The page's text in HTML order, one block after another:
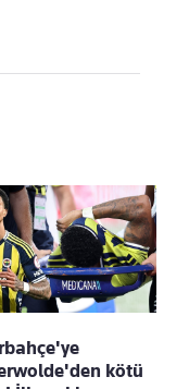
kötü